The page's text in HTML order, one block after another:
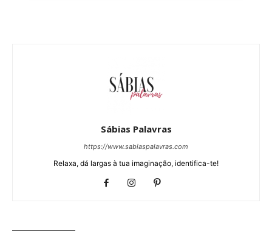
Sábias Palavras
https://www.sabiaspalavras.com
Relaxa, dá largas à tua imaginação, identifica-te!